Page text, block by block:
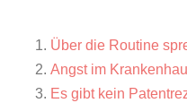
Über die Routine
Angst im
Es gibt kein